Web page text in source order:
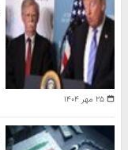
۲۵ مهر ۱۴۰۴